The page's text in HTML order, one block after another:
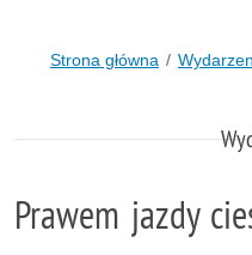
Strona główna
Prawem jazdy